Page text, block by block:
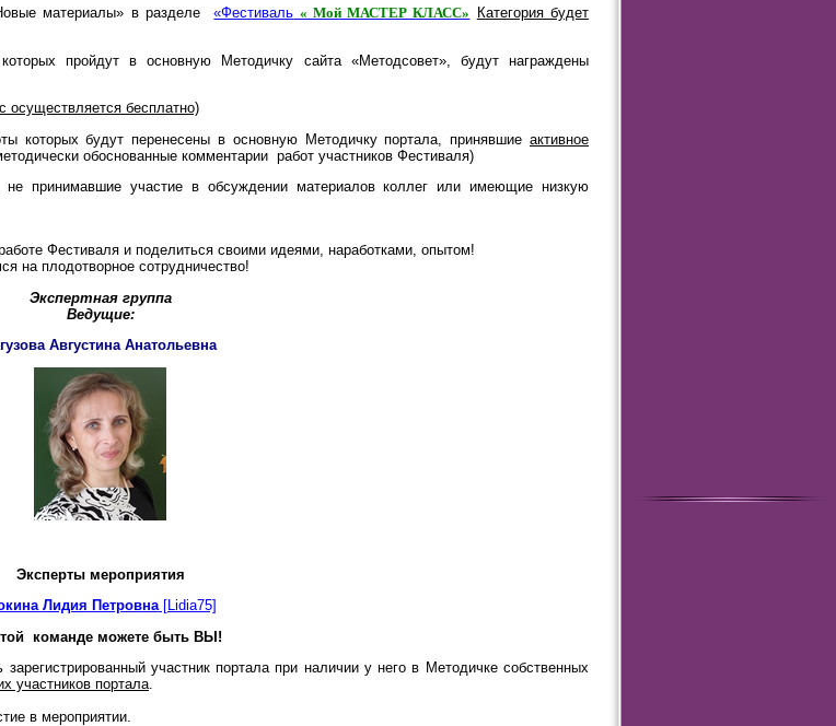
материалы» в разделе«Фестиваль « Мой МАСТЕР КЛАСС» Категория будет
пройдут в основную Методичку сайта «Методсовет», будут награждены
осуществляется бесплатно)
которых будут перенесены в основную Методичку портала, принявшиеактивное
обоснованные комментарии работ участников Фестиваля)
не принимавшие участие в обсуждении материалов коллег или имеющие низкую
Фестиваля и поделиться своими идеями, наработками, опытом!
на плодотворное сотрудничество!
Экспертная группа
Ведущие:
Августина Анатольевна
Эксперты мероприятия
Лидия Петровна[Lidia75]
команде можете быть ВЫ!
участник портала при наличии у него в Методичке собственных
участников портала
в мероприятии.